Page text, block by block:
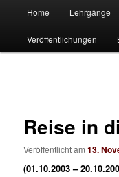
Home Lehrgänge
Veröffentlichungen
Reise in
Veröffentlicht am13.
(01.10.2003 –